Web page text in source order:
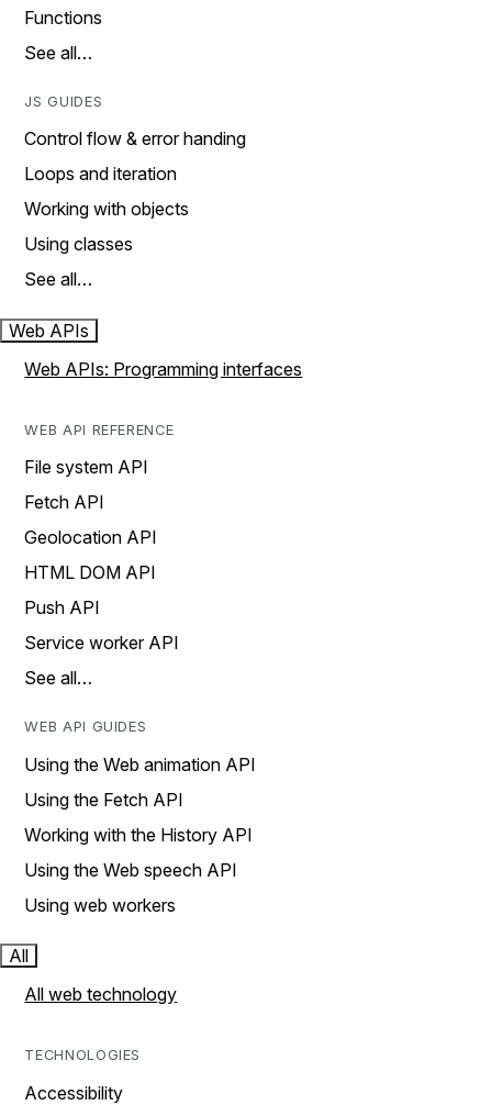
Functions
See all…
JS GUIDES
Control flow & error handing
Loops and iteration
Working with objects
Using classes
See all…
Web APIs
Web APIs: Programming interfaces
WEB API REFERENCE
File system API
Fetch API
Geolocation API
HTML DOM API
Push API
Service worker API
See all…
WEB API GUIDES
Using the Web animation API
Using the Fetch API
Working with the History API
Using the Web speech API
Using web workers
All
All web technology
TECHNOLOGIES
Accessibility